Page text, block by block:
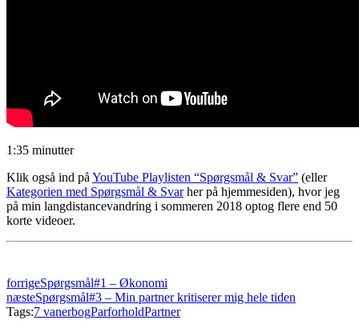
1:35 minutter
Klik også ind på YouTube Playlisten “Spørgsmål & Svar” (eller
Kategorien med Spørgsmål & Svarher på hjemmesiden), hvor jeg
på min langdistancevandring i sommeren 2018 optog flere end 50
korte videoer.
forrigeSpørgsmål#1 – Økonomi
næsteSpørgsmål#3 – Min partner kritiserer mig hele tiden
Tags:7 vanerbogParforholdPartner